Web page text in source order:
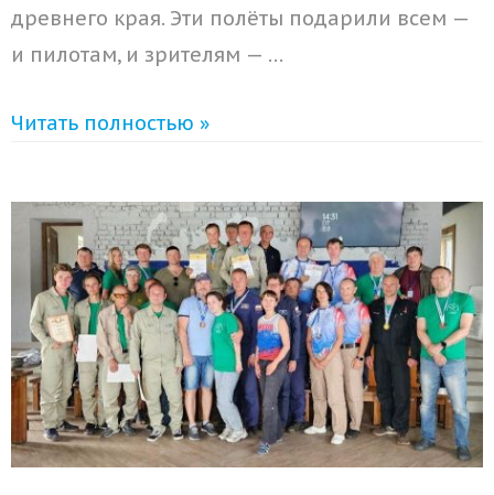
древнего края. Эти полёты подарили всем —
и пилотам, и зрителям — …
Читать полностью »